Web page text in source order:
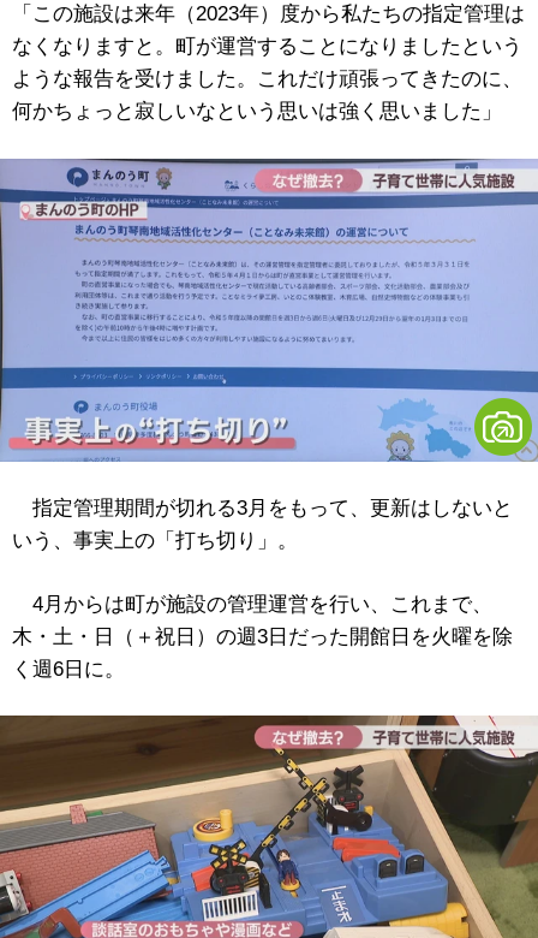
「この施設は来年（2023年）度から私たちの指定管理は
なくなりますと。町が運営することになりましたという
ような報告を受けました。これだけ頑張ってきたのに、
何かちょっと寂しいなという思いは強く思いました」
指定管理期間が切れる3月をもって、更新はしないと
いう、事実上の「打ち切り」。
4月からは町が施設の管理運営を行い、これまで、
木・土・日（＋祝日）の週3日だった開館日を火曜を除
く週6日に。